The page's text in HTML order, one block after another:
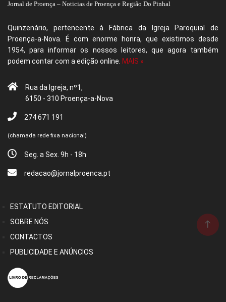
Jornal de Proença – Noticias de Proença e Região Do Pinhal
Quinzenário, pertencente à Fábrica da Igreja Paroquial de
Proença-a-Nova. É com enorme honra, que existimos desde
1954, para informar os nossos leitores, que agora também
podem contar com a edição online. MAIS »
Rua da Igreja, nº1,
6150 - 310 Proença-a-Nova
274 671 191
(chamada rede fixa nacional)
Seg. a Sex. 9h - 18h
redacao@jornalproenca.pt
ESTATUTO EDITORIAL
SOBRE NÓS
CONTACTOS
PUBLICIDADE E ANÚNCIOS